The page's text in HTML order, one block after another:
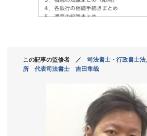
この記事の監修者 ／ 司法書士・行政書士
所 代表司法書士 吉田隼哉